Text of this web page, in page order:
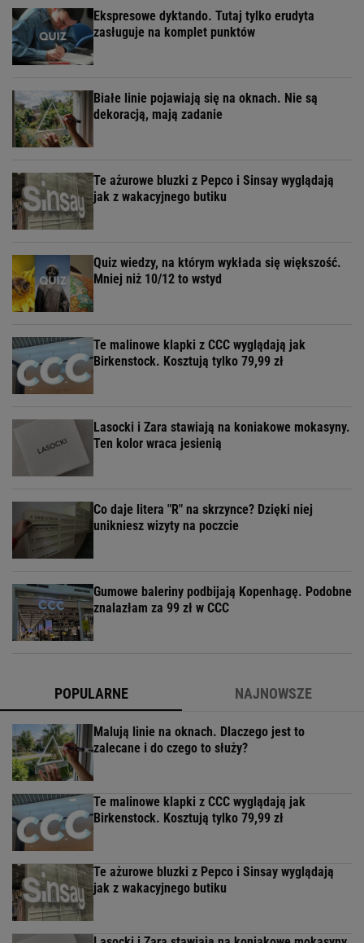
Ekspresowe dyktando. Tutaj tylko erudyta
zasługuje na komplet punktów
Białe linie pojawiają się na oknach. Nie są
dekoracją, mają zadanie
Te ażurowe bluzki z Pepco i Sinsay wyglądają
jak z wakacyjnego butiku
Quiz wiedzy, na którym wykłada się większość.
Mniej niż 10/12 to wstyd
Te malinowe klapki z CCC wyglądają jak
Birkenstock. Kosztują tylko 79,99 zł
Lasocki i Zara stawiają na koniakowe mokasyny.
Ten kolor wraca jesienią
Co daje litera "R" na skrzynce? Dzięki niej
unikniesz wizyty na poczcie
Gumowe baleriny podbijają Kopenhagę. Podobne
znalazłam za 99 zł w CCC
POPULARNE NAJNOWSZE
Malują linie na oknach. Dlaczego jest to
zalecane i do czego to służy?
Te malinowe klapki z CCC wyglądają jak
Birkenstock. Kosztują tylko 79,99 zł
Te ażurowe bluzki z Pepco i Sinsay wyglądają
jak z wakacyjnego butiku